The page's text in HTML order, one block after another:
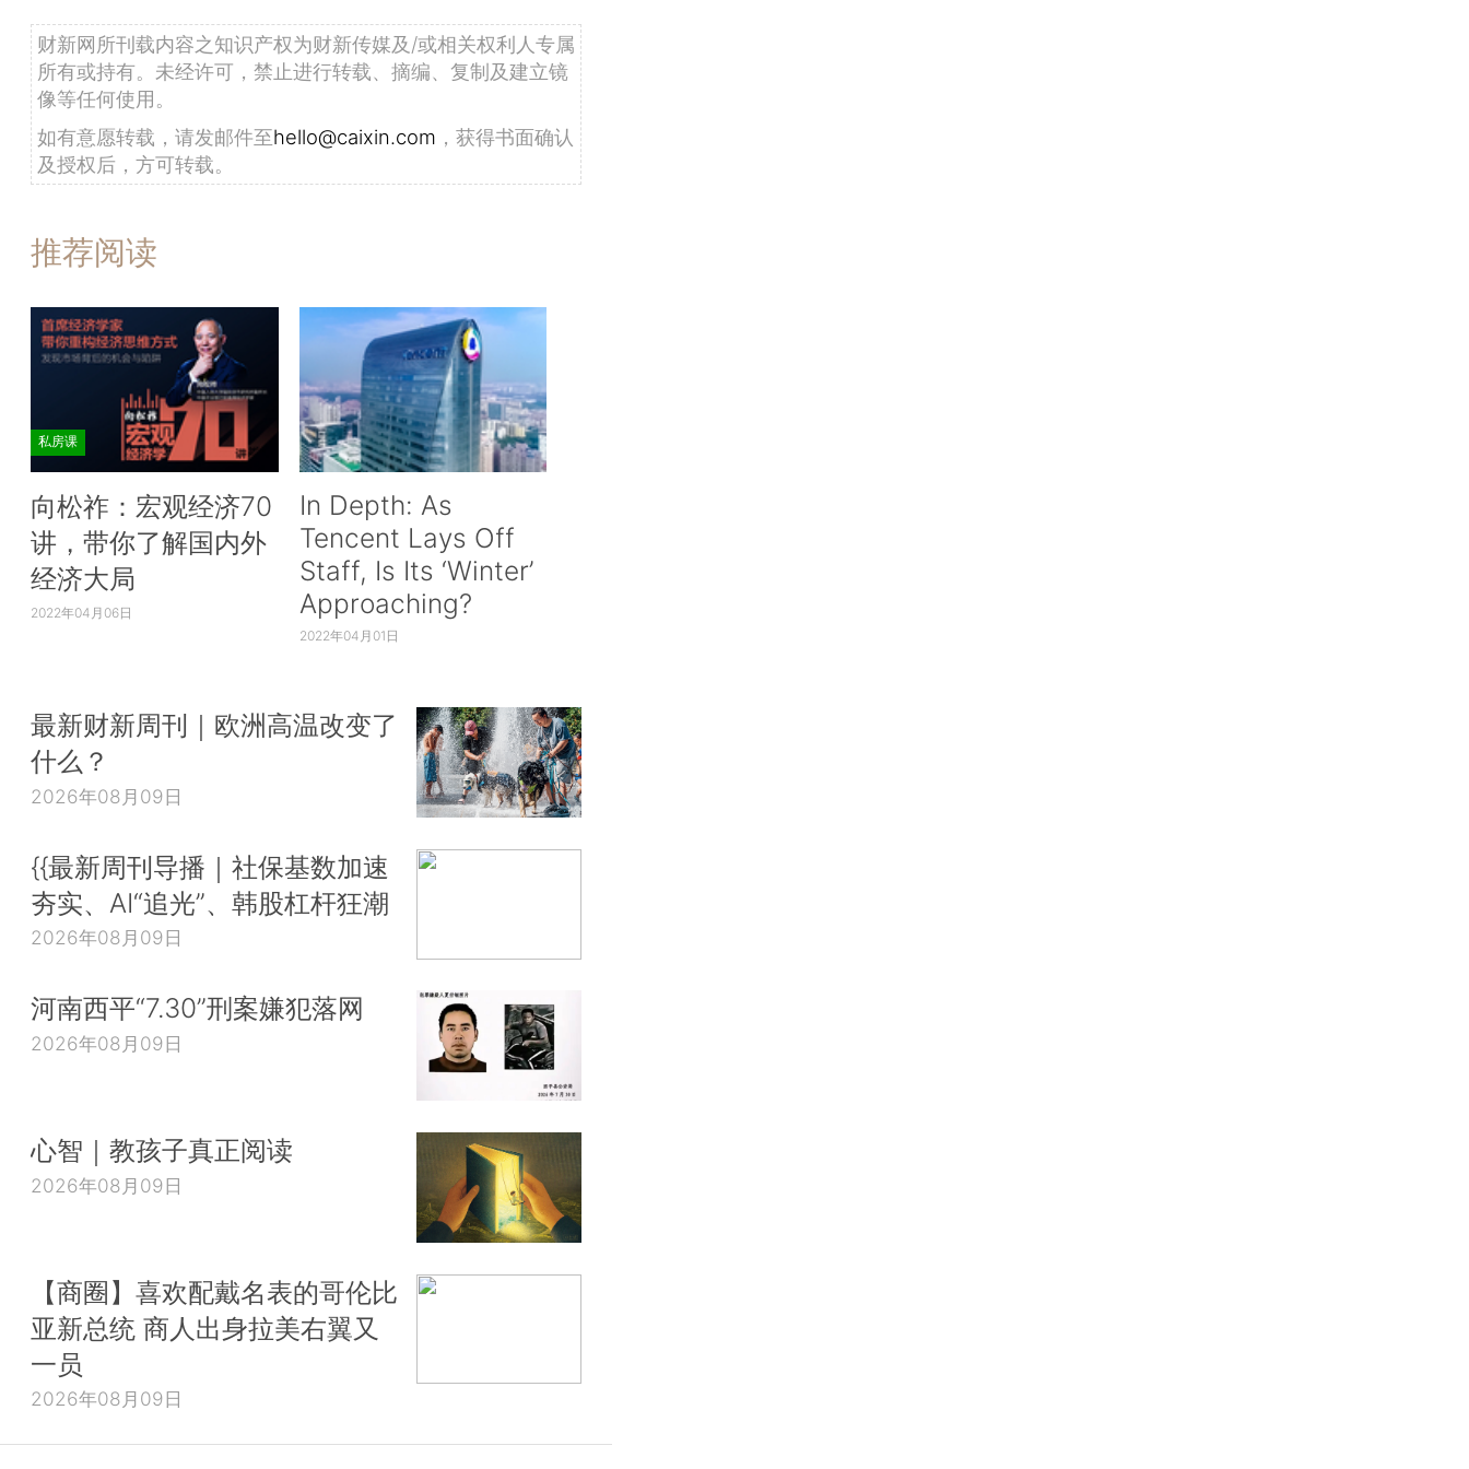
财新网所刊载内容之知识产权为财新传媒及/或相关权利人专属
所有或持有。未经许可，禁止进行转载、摘编、复制及建立镜
像等任何使用。
如有意愿转载，请发邮件至hello@caixin.com ，获得书面确认
及授权后，方可转载。
推荐阅读
私房课
向松祚：宏观经济70
讲，带你了解国内外
经济大局
2022年04月06日
In Depth: As
Tencent Lays Off
Staff, Is Its ‘Winter’
Approaching?
2022年04月01日
最新财新周刊｜欧洲高温改变了
什么？
2026年08月09日
{{最新周刊导播｜社保基数加速
夯实、AI“追光”、韩股杠杆狂潮
2026年08月09日
河南西平“7.30”刑案嫌犯落网
2026年08月09日
心智｜教孩子真正阅读
2026年08月09日
【商圈】喜欢配戴名表的哥伦比
亚新总统 商人出身拉美右翼又
一员
2026年08月09日